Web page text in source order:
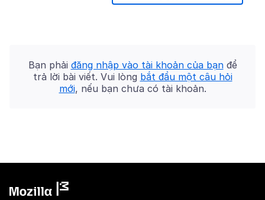
Bạn phải đăng nhập vào tài khoản của bạnđể
trả lời bài viết. Vui lòng bắt đầu một câu hỏi
mới, nếu bạn chưa có tài khoản.